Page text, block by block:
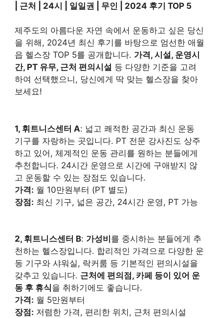
| 근처 | 24시 | 일일권 | 무인 | 2024 후기 TOP 5
제주도의 아름다운 자연 속에서 운동하고 싶은 당신
을 위해, 2024년 최신 후기를 바탕으로 엄선한 애월
읍 헬스장 TOP 5를 공개합니다. 가격, 시설, 운영시
간, PT 유무, 근처 편의시설 등 다양한 기준을 고려
하여 선택했으니, 당신에게 딱 맞는 헬스장을 찾아
보세요!
1, 휘트니스센터 A: 넓고 쾌적한 공간과 최신 운동
기구를 자랑하는 곳입니다. PT 전문 강사진도 상주
하고 있어, 체계적인 운동 관리를 원하는 분들에게
추천합니다. 24시간 운영으로 시간에 구애받지 않
고 운동할 수 있는 장점도 있습니다.
가격: 월 10만원부터 (PT 별도)
장점: 최신 기구, 넓은 공간, 24시간 운영, PT 가능
2, 휘트니스센터 B: 가성비 를 중시하는 분들에게 추
천하는 헬스장입니다. 합리적인 가격으로 다양한 운
동 기구와 샤워실, 락커룸 등 기본적인 편의시설을
갖추고 있습니다. 근처에 편의점, 카페 등이 있어 운
동 후 휴식을 취하기에도 좋습니다.
가격: 월 5만원부터
장점: 저렴한 가격, 편리한 위치, 근처 편의시설